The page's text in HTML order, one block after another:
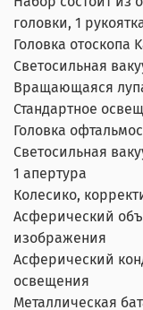
головки, 1
Головка отоскопа
Светосильная
Вращающаяся
Стандартное
Головка
Светосильная
1 апертура
Колесико,
Асферический
изображения
Асферический
освещения
Металлическая